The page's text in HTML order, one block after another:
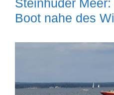
Steinhuder
Boot nahe des